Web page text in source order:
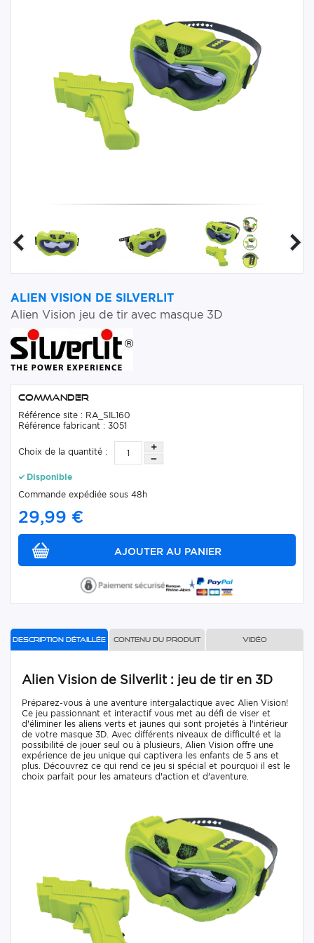
ALIEN VISION DE SILVERLIT
Alien Vision jeu de tir avec masque 3D
Commander
Référence site : RA_SIL160
Référence fabricant : 3051
Choix de la quantité :
Disponible
Commande expédiée sous 48h
29,99 €
Description détaillée Contenu du produit Vidéo
Alien Vision de Silverlit : jeu de tir en 3D
Préparez-vous à une aventure intergalactique avec Alien Vision!
Ce jeu passionnant et interactif vous met au défi de viser et
d'éliminer les aliens verts et jaunes qui sont projetés à l'intérieur
de votre masque 3D. Avec différents niveaux de difficulté et la
possibilité de jouer seul ou à plusieurs, Alien Vision offre une
expérience de jeu unique qui captivera les enfants de 5 ans et
plus. Découvrez ce qui rend ce jeu si spécial et pourquoi il est le
choix parfait pour les amateurs d'action et d'aventure.